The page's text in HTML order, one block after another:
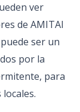
ver
de AMITAI
ser un
por la
para